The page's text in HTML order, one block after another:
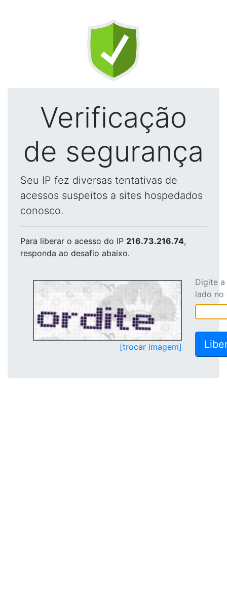
Verificação
de segurança
Seu IP fez diversas tentativas de
acessos suspeitos a sites hospedados
conosco.
Para liberar o acesso do IP 216.73.216.74,
responda ao desafio abaixo.
[trocar imagem]
Digite
lado no